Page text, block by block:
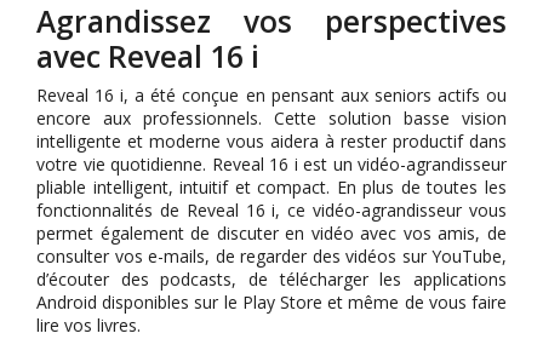
Agrandissez vos perspectives
avec Reveal 16 i
Reveal 16 i, a été conçue en pensant aux seniors actifs ou
encore aux professionnels. Cette solution basse vision
intelligente et moderne vous aidera à rester productif dans
votre vie quotidienne. Reveal 16 i est un vidéo-agrandisseur
pliable intelligent, intuitif et compact. En plus de toutes les
fonctionnalités de Reveal 16 i, ce vidéo-agrandisseur vous
permet également de discuter en vidéo avec vos amis, de
consulter vos e-mails, de regarder des vidéos sur YouTube,
d’écouter des podcasts, de télécharger les applications
Android disponibles sur le Play Store et même de vous faire
lire vos livres.